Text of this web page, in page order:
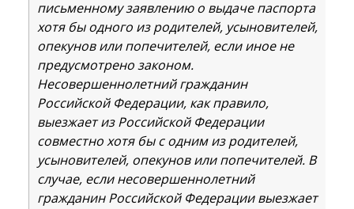
письменному заявлению о выдаче паспорта
хотя бы одного из родителей, усыновителей,
опекунов или попечителей, если иное не
предусмотрено законом.
Несовершеннолетний гражданин
Российской Федерации, как правило,
выезжает из Российской Федерации
совместно хотя бы с одним из родителей,
усыновителей, опекунов или попечителей. В
случае, если несовершеннолетний
гражданин Российской Федерации выезжает